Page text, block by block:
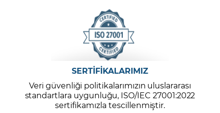
SERTİFİKALARIMIZ
Veri güvenliği politikalarımızın uluslararası
standartlara uygunluğu, ISO/IEC 27001:2022
sertifikamızla tescillenmiştir.